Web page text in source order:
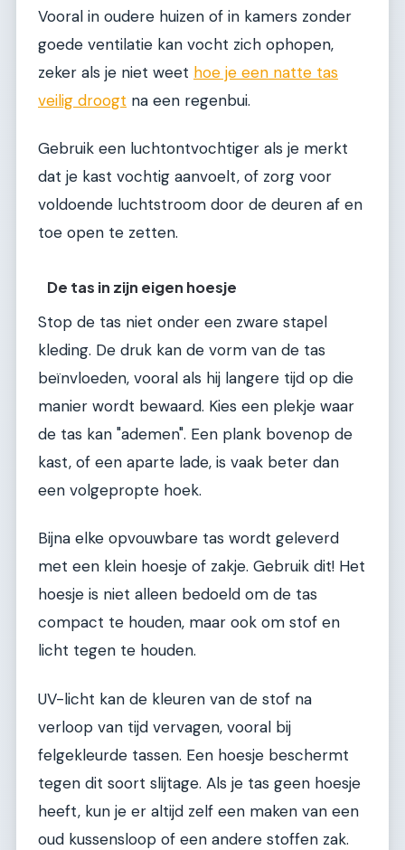
Vooral in oudere huizen of in kamers zonder
goede ventilatie kan vocht zich ophopen,
zeker als je niet weet hoe je een natte tas
veilig droogt na een regenbui.
Gebruik een luchtontvochtiger als je merkt
dat je kast vochtig aanvoelt, of zorg voor
voldoende luchtstroom door de deuren af en
toe open te zetten.
De tas in zijn eigen hoesje
Stop de tas niet onder een zware stapel
kleding. De druk kan de vorm van de tas
beïnvloeden, vooral als hij langere tijd op die
manier wordt bewaard. Kies een plekje waar
de tas kan "ademen". Een plank bovenop de
kast, of een aparte lade, is vaak beter dan
een volgepropte hoek.
Bijna elke opvouwbare tas wordt geleverd
met een klein hoesje of zakje. Gebruik dit! Het
hoesje is niet alleen bedoeld om de tas
compact te houden, maar ook om stof en
licht tegen te houden.
UV-licht kan de kleuren van de stof na
verloop van tijd vervagen, vooral bij
felgekleurde tassen. Een hoesje beschermt
tegen dit soort slijtage. Als je tas geen hoesje
heeft, kun je er altijd zelf een maken van een
oud kussensloop of een andere stoffen zak.